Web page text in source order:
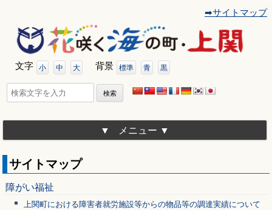
動
➡サイトマップ
文字 小 中 大 背景 標準 青 黒
検
索:
メニュー
サイトマップ
障がい福祉
上関町における障害者就労施設等からの物品等の調達実績について